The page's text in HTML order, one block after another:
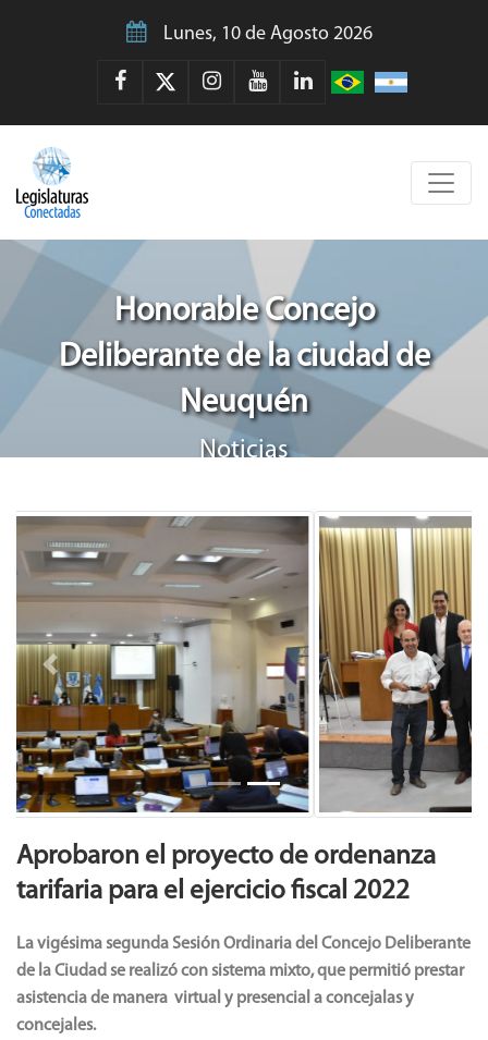
Lunes, 10 de Agosto 2026
Honorable Concejo
Deliberante de la ciudad de
Neuquén
Noticias
Previous Next
Aprobaron el proyecto de ordenanza
tarifaria para el ejercicio fiscal 2022
La vigésima segunda Sesión Ordinaria del Concejo Deliberante
de la Ciudad se realizó con sistema mixto, que permitió prestar
asistencia de manera virtual y presencial a concejalas y
concejales.